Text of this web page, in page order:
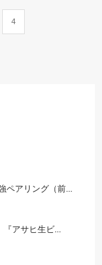
4
ペアリング（前...
アサヒ生ビ...